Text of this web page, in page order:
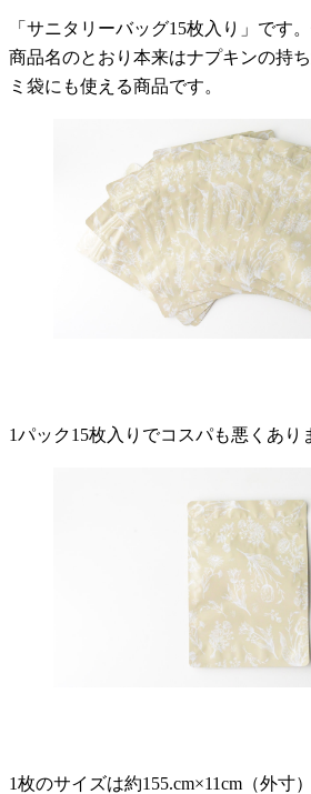
「サニタリーバッグ15枚入り」です
商品名のとおり本来はナプキンの持
ミ袋にも使える商品です。
1パック15枚入りでコスパも悪くあり
1枚のサイズは約155.cm×11cm（外寸